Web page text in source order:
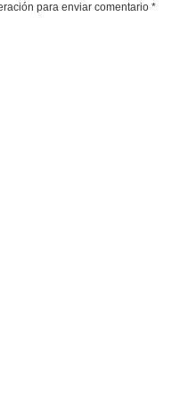
para enviar comentario *